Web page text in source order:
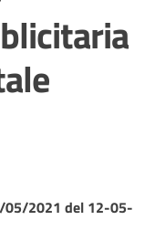
05/2021 del 12-05-